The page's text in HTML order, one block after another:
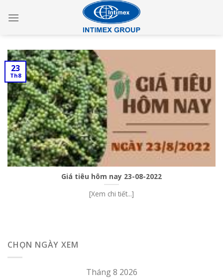
Giá tiêu hôm nay 23-08-2022
[Xem chi tiết...]
23
Th8
CHỌN NGÀY XEM
Tháng 8 2026